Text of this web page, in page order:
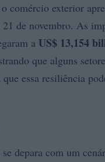
comércio exterior
21 de novembro. As
a US$ 13,154
que alguns
essa resiliência
depara com um